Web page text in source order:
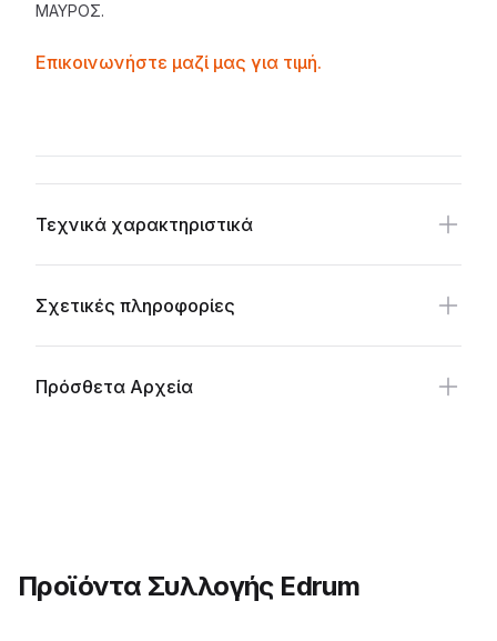
ΜΑΥΡΟΣ.
Contactprice
Επικοινωνήστε μαζί μας για τιμή.
Τεχνικά χαρακτηριστικά
Σχετικές πληροφορίες
Πρόσθετα Αρχεία
Προϊόντα Συλλογής Edrum